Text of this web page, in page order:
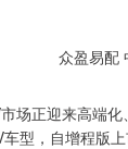
场正迎来高端
型，自增程版